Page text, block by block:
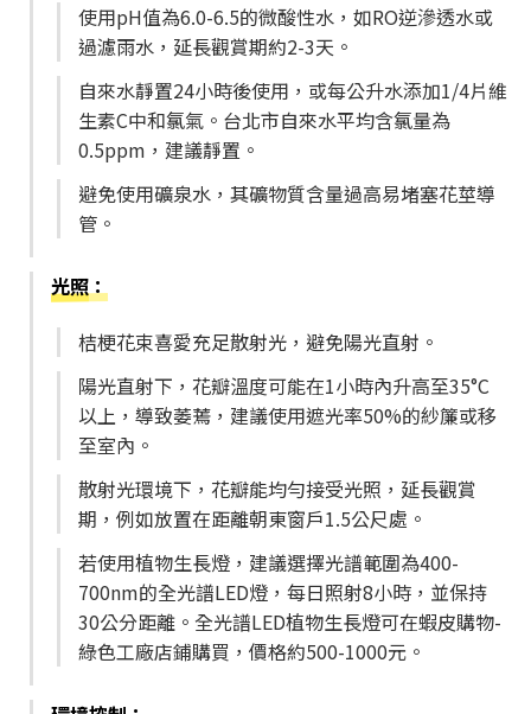
使用pH值為6.0-6.5的微酸性水，如RO逆滲透水或
過濾雨水，延長觀賞期約2-3天。
自來水靜置24小時後使用，或每公升水添加1/4片維
生素C中和氯氣。台北市自來水平均含氯量為
0.5ppm，建議靜置。
避免使用礦泉水，其礦物質含量過高易堵塞花莖導
管。
光照：
桔梗花束喜愛充足散射光，避免陽光直射。
陽光直射下，花瓣溫度可能在1小時內升高至35°C
以上，導致萎蔫，建議使用遮光率50%的紗簾或移
至室內。
散射光環境下，花瓣能均勻接受光照，延長觀賞
期，例如放置在距離朝東窗戶1.5公尺處。
若使用植物生長燈，建議選擇光譜範圍為400-
700nm的全光譜LED燈，每日照射8小時，並保持
30公分距離。全光譜LED植物生長燈可在蝦皮購物-
綠色工廠店鋪購買，價格約500-1000元。